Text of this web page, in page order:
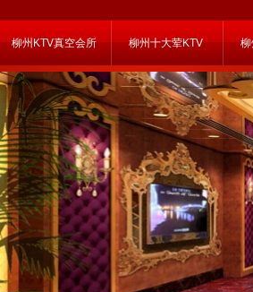
柳州KTV真空会所 柳州十大荤KTV